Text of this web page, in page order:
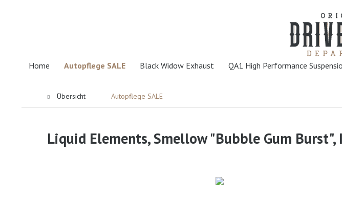
Home Autopflege SALE Black Widow Exhaust QA1 High Performance
Übersicht Autopflege SALE
Liquid Elements, Smellow "Bubble Gum